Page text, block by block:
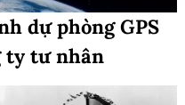
dự phòng GPS
ty tư nhân